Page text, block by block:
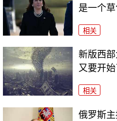
是一个草
相关
新版西
又要开始
相关
俄罗斯